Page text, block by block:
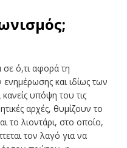
ό,τι αφορά τη
και ιδίως των
υπόψη του τις
αρχές, θυμίζουν το
το λιοντάρι, στο οποίο,
τον λαγό για να